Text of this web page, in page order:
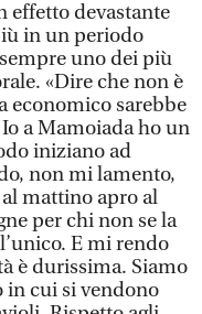
effetto devastante
in un periodo
uno dei più
«Dire che non è
economico sarebbe
a Mamoiada ho un
iniziano ad
non mi lamento,
mattino apro al
per chi non se la
E mi rendo
è durissima. Siamo
in cui si vendono